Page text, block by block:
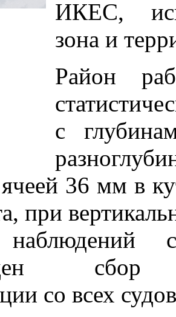
ИКЕС,
зона и
Район
с
36 мм в
при
сбор
со всех